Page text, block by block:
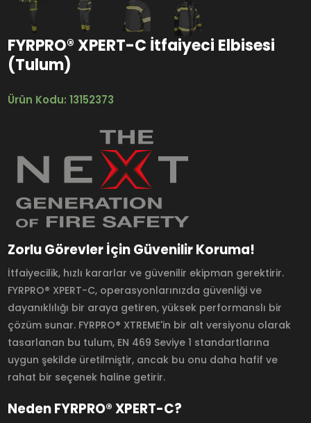
FYRPRO® XPERT-C İtfaiyeci Elbisesi
(Tulum)
Ürün Kodu: 13152373
Zorlu Görevler İçin Güvenilir Koruma!
İtfaiyecilik, hızlı kararlar ve güvenilir ekipman gerektirir.
FYRPRO® XPERT-C, operasyonlarınızda güvenliği ve
dayanıklılığı bir araya getiren, yüksek performanslı bir
çözüm sunar. FYRPRO® XTREME'in bir alt versiyonu olarak
tasarlanan bu tulum, EN 469 Seviye 1 standartlarına
uygun şekilde üretilmiştir, ancak bu onu daha hafif ve
rahat bir seçenek haline getirir.
Neden FYRPRO® XPERT-C?